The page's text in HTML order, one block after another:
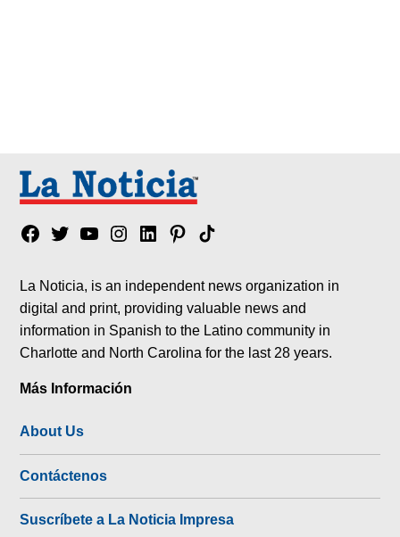
Facebook
TwitterYouTubeInstagram
LinkedinPinterest
Tik
La Noticia, is an independent news organization in
digital and print, providing valuable news and
information in Spanish to the Latino community in
Charlotte and North Carolina for the last 28 years.
Más Información
About Us
Contáctenos
Suscríbete a La Noticia Impresa